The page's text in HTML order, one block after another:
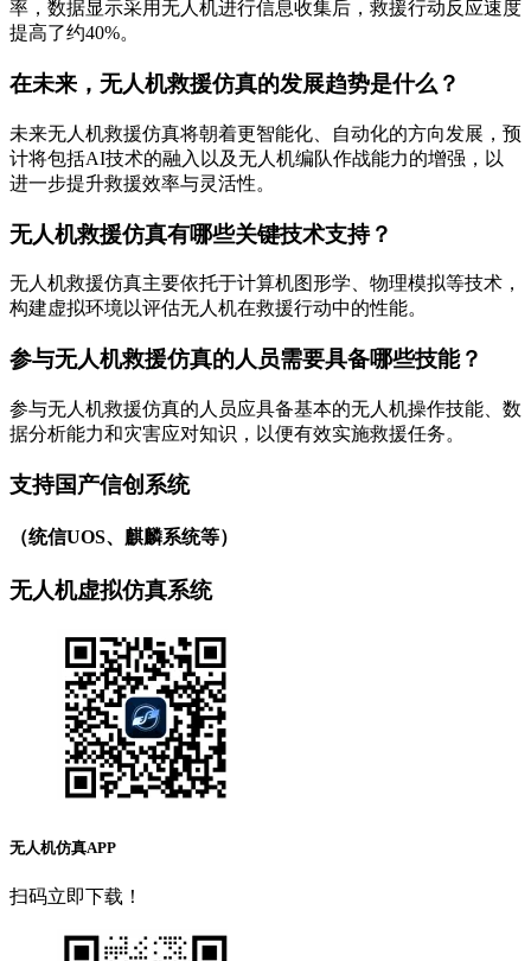
率，数据显示采用无人机进行信息收集后，救援行动反应速度
提高了约40%。
在未来，无人机救援仿真的发展趋势是什么？
未来无人机救援仿真将朝着更智能化、自动化的方向发展，预
计将包括AI技术的融入以及无人机编队作战能力的增强，以
进一步提升救援效率与灵活性。
无人机救援仿真有哪些关键技术支持？
无人机救援仿真主要依托于计算机图形学、物理模拟等技术，
构建虚拟环境以评估无人机在救援行动中的性能。
参与无人机救援仿真的人员需要具备哪些技能？
参与无人机救援仿真的人员应具备基本的无人机操作技能、数
据分析能力和灾害应对知识，以便有效实施救援任务。
支持国产信创系统
（统信UOS、麒麟系统等）
无人机虚拟仿真系统
无人机仿真APP
扫码立即下载！